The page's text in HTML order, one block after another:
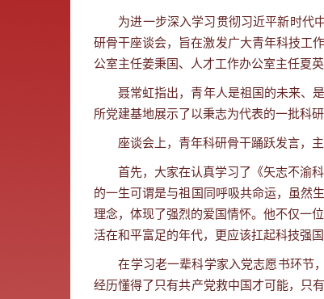
为进一步深入学习贯彻习近平新时代
研骨干座谈会，旨在激发广大青年科技工
公室主任姜秉国、人才工作办公室主任夏
聂常虹指出，青年人是祖国的未来、
所党建基地展示了以秉志为代表的一批科
座谈会上，青年科研骨干踊跃发言，
首先，大家在认真学习了《矢志不渝
的一生可谓是与祖国同呼吸共命运，虽然
理念，体现了强烈的爱国情怀。他不仅一
活在和平富足的年代，更应该扛起科技强
在学习老一辈科学家入党志愿书环节
经历懂得了只有共产党救中国才可能，只